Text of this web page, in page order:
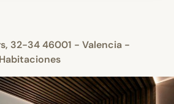
32-34 46001 - Valencia -